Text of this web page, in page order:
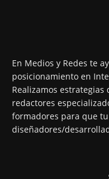
En Medios y Redes te
posicionamiento en
Realizamos
redactores
formadores para que
diseñadores/